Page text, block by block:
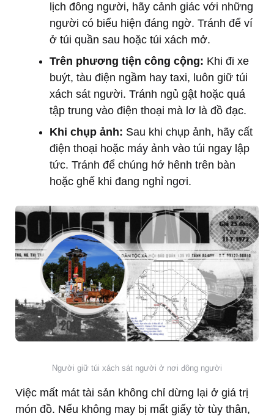
lịch đông người, hãy cảnh giác với những
người có biểu hiện đáng ngờ. Tránh để ví
ở túi quần sau hoặc túi xách mở.
Trên phương tiện công cộng: Khi đi xe
buýt, tàu điện ngầm hay taxi, luôn giữ túi
xách sát người. Tránh ngủ gật hoặc quá
tập trung vào điện thoại mà lơ là đồ đạc.
Khi chụp ảnh: Sau khi chụp ảnh, hãy cất
điện thoại hoặc máy ảnh vào túi ngay lập
tức. Tránh để chúng hớ hênh trên bàn
hoặc ghế khi đang nghỉ ngơi.
Người giữ túi xách sát người ở nơi đông người
Việc mất mát tài sản không chỉ dừng lại ở giá trị
món đồ. Nếu không may bị mất giấy tờ tùy thân,